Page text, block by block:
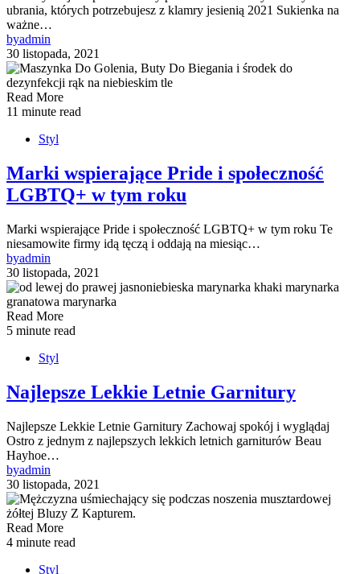
ubrania, których potrzebujesz z klamry jesienią 2021 Sukienka na
ważne…
byadmin
30 listopada, 2021
Read More
11 minute read
Styl
Marki wspierające Pride i społeczność
LGBTQ+ w tym roku
Marki wspierające Pride i społeczność LGBTQ+ w tym roku Te
niesamowite firmy idą tęczą i oddają na miesiąc…
byadmin
30 listopada, 2021
Read More
5 minute read
Styl
Najlepsze Lekkie Letnie Garnitury
Najlepsze Lekkie Letnie Garnitury Zachowaj spokój i wyglądaj
Ostro z jednym z najlepszych lekkich letnich garniturów Beau
Hayhoe…
byadmin
30 listopada, 2021
Read More
4 minute read
Styl